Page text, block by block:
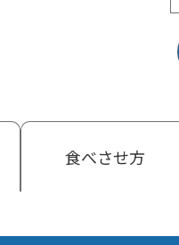
食べさせ方